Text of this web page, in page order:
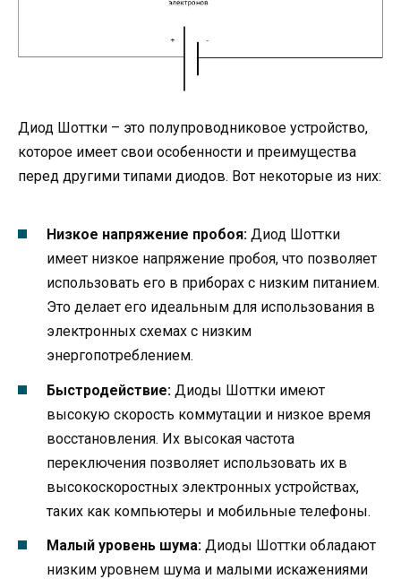
Диод Шоттки – это полупроводниковое устройство,
которое имеет свои особенности и преимущества
перед другими типами диодов. Вот некоторые из них:
Низкое напряжение пробоя: Диод Шоттки
имеет низкое напряжение пробоя, что позволяет
использовать его в приборах с низким питанием.
Это делает его идеальным для использования в
электронных схемах с низким
энергопотреблением.
Быстродействие: Диоды Шоттки имеют
высокую скорость коммутации и низкое время
восстановления. Их высокая частота
переключения позволяет использовать их в
высокоскоростных электронных устройствах,
таких как компьютеры и мобильные телефоны.
Малый уровень шума: Диоды Шоттки обладают
низким уровнем шума и малыми искажениями